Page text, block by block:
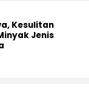
Kesulitan
Jenis